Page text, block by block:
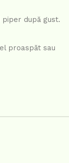
piper după gust.
proaspăt sau